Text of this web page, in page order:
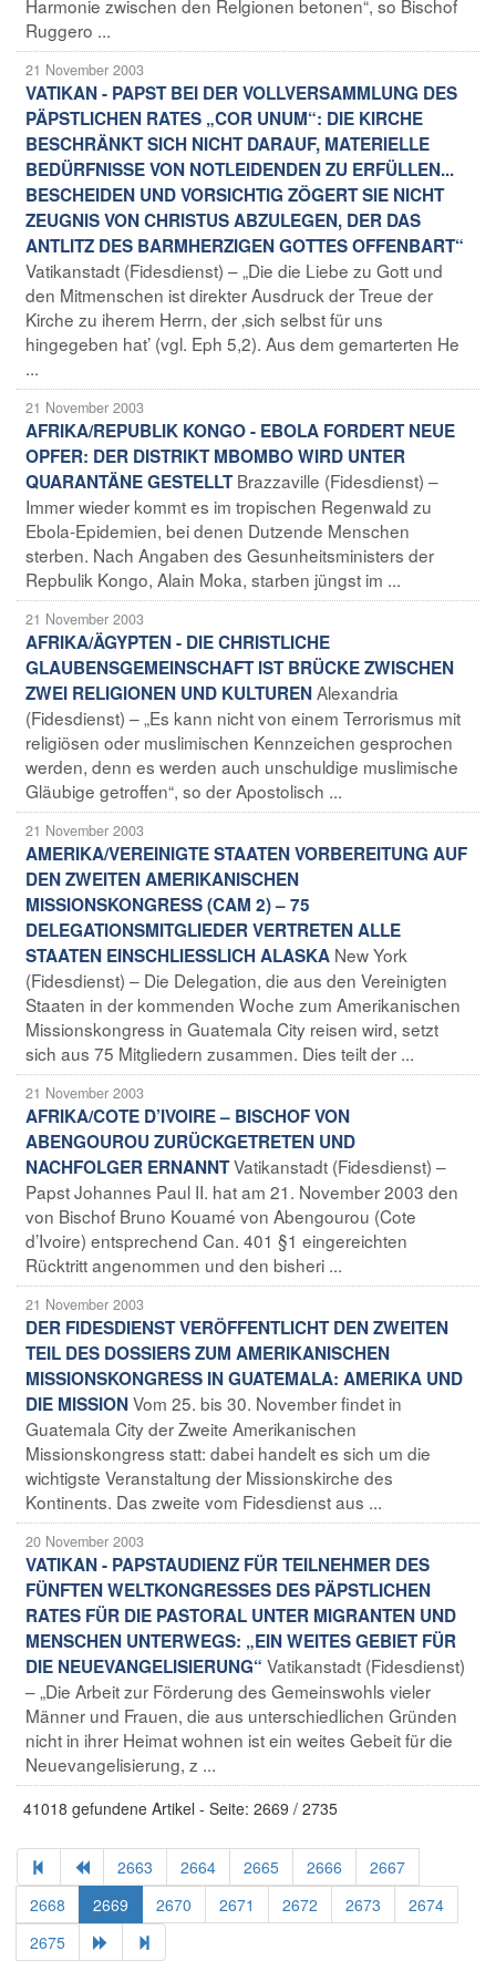
Harmonie zwischen den Relgionen betonen“, so Bischof
Ruggero ...
21 November 2003
VATIKAN - PAPST BEI DER VOLLVERSAMMLUNG DES
PÄPSTLICHEN RATES „COR UNUM“: DIE KIRCHE
BESCHRÄNKT SICH NICHT DARAUF, MATERIELLE
BEDÜRFNISSE VON NOTLEIDENDEN ZU ERFÜLLEN...
BESCHEIDEN UND VORSICHTIG ZÖGERT SIE NICHT
ZEUGNIS VON CHRISTUS ABZULEGEN, DER DAS
ANTLITZ DES BARMHERZIGEN GOTTES OFFENBART“
Vatikanstadt (Fidesdienst) – „Die die Liebe zu Gott und
den Mitmenschen ist direkter Ausdruck der Treue der
Kirche zu iherem Herrn, der ‚sich selbst für uns
hingegeben hat’ (vgl. Eph 5,2). Aus dem gemarterten He
...
21 November 2003
AFRIKA/REPUBLIK KONGO - EBOLA FORDERT NEUE
OPFER: DER DISTRIKT MBOMBO WIRD UNTER
QUARANTÄNE GESTELLT Brazzaville (Fidesdienst) –
Immer wieder kommt es im tropischen Regenwald zu
Ebola-Epidemien, bei denen Dutzende Menschen
sterben. Nach Angaben des Gesunheitsministers der
Repbulik Kongo, Alain Moka, starben jüngst im ...
21 November 2003
AFRIKA/ÄGYPTEN - DIE CHRISTLICHE
GLAUBENSGEMEINSCHAFT IST BRÜCKE ZWISCHEN
ZWEI RELIGIONEN UND KULTURENAlexandria
(Fidesdienst) – „Es kann nicht von einem Terrorismus mit
religiösen oder muslimischen Kennzeichen gesprochen
werden, denn es werden auch unschuldige muslimische
Gläubige getroffen“, so der Apostolisch ...
21 November 2003
AMERIKA/VEREINIGTE STAATEN VORBEREITUNG AUF
DEN ZWEITEN AMERIKANISCHEN
MISSIONSKONGRESS (CAM 2) – 75
DELEGATIONSMITGLIEDER VERTRETEN ALLE
STAATEN EINSCHLIESSLICH ALASKA New York
(Fidesdienst) – Die Delegation, die aus den Vereinigten
Staaten in der kommenden Woche zum Amerikanischen
Missionskongress in Guatemala City reisen wird, setzt
sich aus 75 Mitgliedern zusammen. Dies teilt der ...
21 November 2003
AFRIKA/COTE D’IVOIRE – BISCHOF VON
ABENGOUROU ZURÜCKGETRETEN UND
NACHFOLGER ERNANNTVatikanstadt (Fidesdienst) –
Papst Johannes Paul II. hat am 21. November 2003 den
von Bischof Bruno Kouamé von Abengourou (Cote
d’Ivoire) entsprechend Can. 401 §1 eingereichten
Rücktritt angenommen und den bisheri ...
21 November 2003
DER FIDESDIENST VERÖFFENTLICHT DEN ZWEITEN
TEIL DES DOSSIERS ZUM AMERIKANISCHEN
MISSIONSKONGRESS IN GUATEMALA: AMERIKA UND
DIE MISSIONVom 25. bis 30. November findet in
Guatemala City der Zweite Amerikanischen
Missionskongress statt: dabei handelt es sich um die
wichtigste Veranstaltung der Missionskirche des
Kontinents. Das zweite vom Fidesdienst aus ...
20 November 2003
VATIKAN - PAPSTAUDIENZ FÜR TEILNEHMER DES
FÜNFTEN WELTKONGRESSES DES PÄPSTLICHEN
RATES FÜR DIE PASTORAL UNTER MIGRANTEN UND
MENSCHEN UNTERWEGS: „EIN WEITES GEBIET FÜR
DIE NEUEVANGELISIERUNG“ Vatikanstadt (Fidesdienst)
– „Die Arbeit zur Förderung des Gemeinswohls vieler
Männer und Frauen, die aus unterschiedlichen Gründen
nicht in ihrer Heimat wohnen ist ein weites Gebeit für die
Neuevangelisierung, z ...
41018 gefundene Artikel - Seite: 2669 / 2735
2663 2664 2665 2666
2667
2668
2669 2670 2671 2672 2673
2674
2675